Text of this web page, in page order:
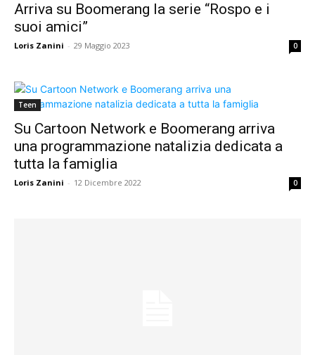
Arriva su Boomerang la serie “Rospo e i
suoi amici”
Loris Zanini - 29 Maggio 2023 0
Teen
Su Cartoon Network e Boomerang arriva
una programmazione natalizia dedicata a
tutta la famiglia
Loris Zanini - 12 Dicembre 2022 0